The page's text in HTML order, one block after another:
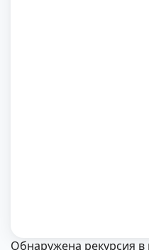
Обнаружена рекурсия